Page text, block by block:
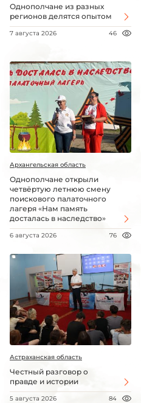
Однополчане из разных
регионов делятся опытом
7 августа 2026 46
Архангельская область
Однополчане открыли
четвёртую летнюю смену
поискового палаточного
лагеря «Нам память
досталась в наследство»
6 августа 2026 76
Астраханская область
Честный разговор о
правде и истории
5 августа 2026 84